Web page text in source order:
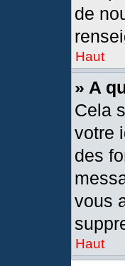
de
Haut
» A
Cela
votre
des
vous
Haut